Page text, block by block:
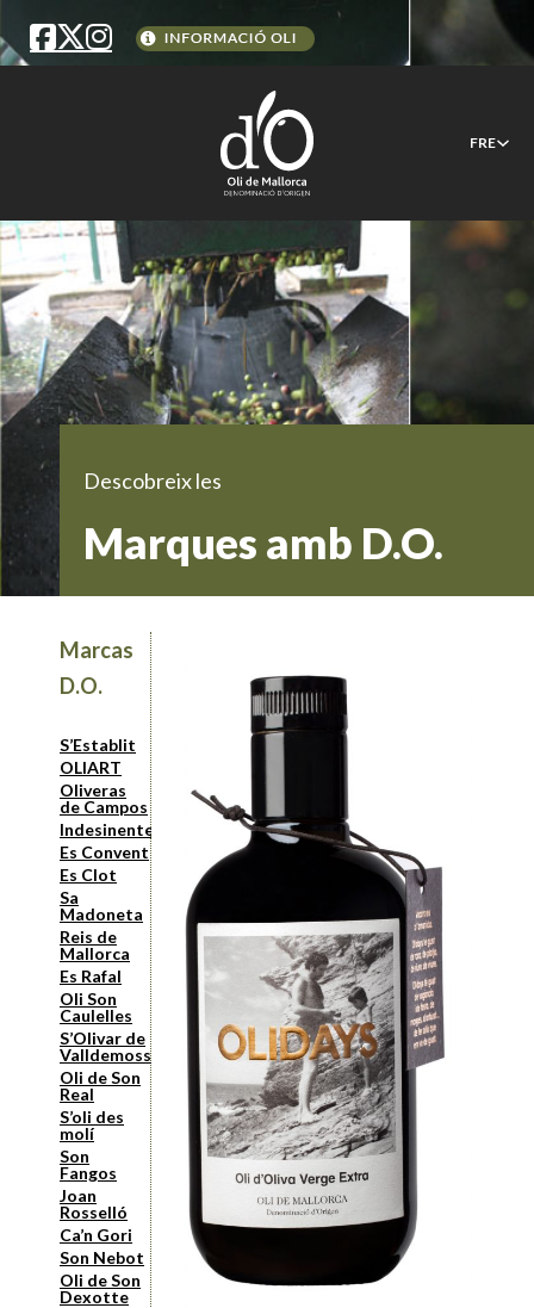
FRE
Descobreix les
Marques amb D.O.
Marcas
D.O.
S’Establit
OLIART
Oliveras
de Campos
Indesinenter
Es Convent
Es Clot
Sa
Madoneta
Reis de
Mallorca
Es Rafal
Oli Son
Caulelles
S’Olivar de
Valldemossa
Oli de Son
Real
S’oli des
molí
Son
Fangos
Joan
Rosselló
Ca’n Gori
Son Nebot
Oli de Son
Dexotte